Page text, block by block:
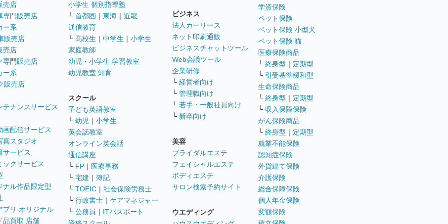
売店
専門販売店
ー系
販売店
売店
専門販売店
ー系
販売店
テナンスサービス
画配信サービス
真スタジオ
サービス
ックサービス
ナル作品限定型
プリ オリジナル
品買取 店舗
小学生 個別指導塾
└ 首都圏 ｜ 東海 ｜ 近畿
通信教育
└ 高校生 ｜ 中学生 ｜ 小学生
家庭教師
幼児・小学生 学習教室
幼児教室 知育
スクール
子ども英語教室
└ 幼児 ｜ 小学生
英会話教室
オンライン英会話
通信講座
└ FP ｜ 医療事務
└ 宅建 ｜ 簿記
└ TOEIC ｜ 社会保険労務士
└ 行政書士 ｜ ケアマネジャー
└ 公務員 ｜ ITパスポート
ビジネス
法人カーリース
ネット印刷通販
ビジネスチャットツール
Web会議ツール
企業研修
└ 経営者向け
└ 管理職向け
└ 若手・一般社員向け
└ 新卒向け
美容
ブライダルエステ
フェイシャルエステ
ボディエステ
サロン検索予約サイト
ウエディング
学資保険
ペット保険
ペット保険 小型犬
ペット保険 猫
医療保険商品
└ 終身型 ｜ 定期型
└ 引受基準緩和型
生命保険商品
└ 終身型 ｜ 定期型
└ 収入保障保険
がん保険商品
└ 終身型 ｜ 定期型
就業不能保険
認知症保険
外貨建て保険
介護保険
総合保障保険
個人年金保険
変額保険